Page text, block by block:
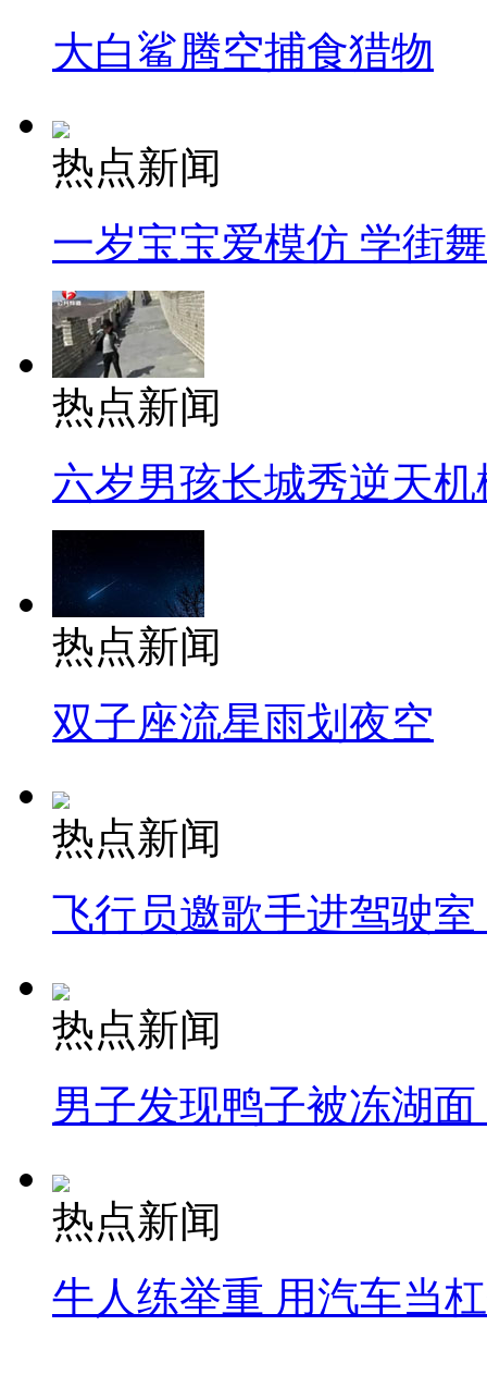
大白鲨腾空捕食猎物
热点新闻
一岁宝宝爱模仿 学街
热点新闻
六岁男孩长城秀逆天机
热点新闻
双子座流星雨划夜空
热点新闻
飞行员邀歌手进驾驶
热点新闻
男子发现鸭子被冻湖
热点新闻
牛人练举重 用汽车当